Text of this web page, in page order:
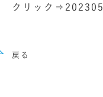
クリック
戻る